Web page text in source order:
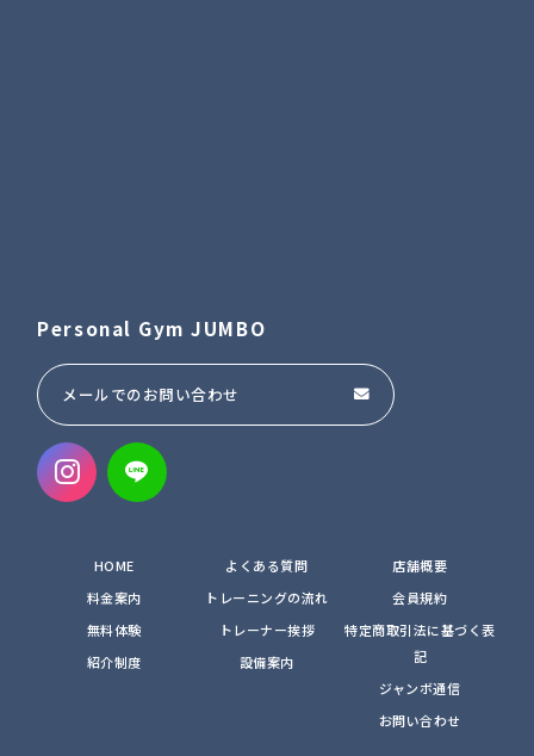
Personal Gym JUMBO
メールでのお問い合わせ
HOME
料金案内
無料体験
紹介制度
よくある質問
トレーニングの流れ
トレーナー挨拶
設備案内
店舗概要
会員規約
特定商取引法に基づく表
記
ジャンボ通信
お問い合わせ